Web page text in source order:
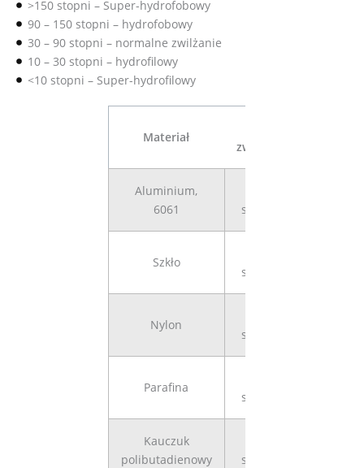
>150 stopni – Super-hydrofobowy
90 – 150 stopni – hydrofobowy
30 – 90 stopni – normalne zwilżanie
10 – 30 stopni – hydrofilowy
<10 stopni – Super-hydrofilowy
Materiał
zwilżania
Aluminium,
6061
stopnie
Szkło
stopnie
Nylon
stopnie
Parafina
stopnie
Kauczuk
polibutadienowy
stopnie